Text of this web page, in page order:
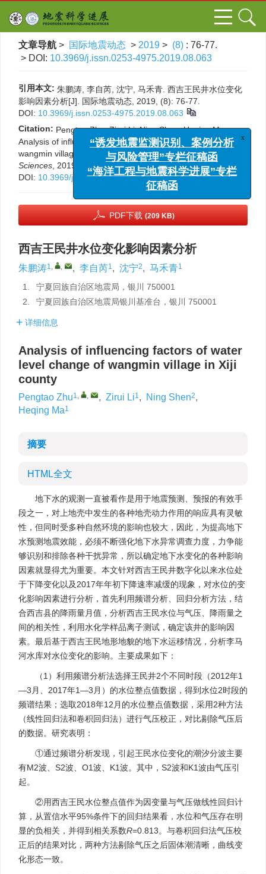
文章导航 > 国际地震动态 > 2019 > (8) : 76-77.
> DOI: 10.3969/j.issn.0253-4975.2019.08.063
引用本文: 朱鹏涛, 李自芮, 沈宁, 马禾青. 西吉王民井水位变化
影响因素分析[J]. 国际地震动态, 2019, (8): 76-77.
DOI: 10.3969/j.issn.0253-4975.2019.08.063
Citation: Pengtao Zhu, Zirui Li, Ning Shen, Heqing Ma.
Analysis of influencing factors of water level change of
wangmin village in Xiji county[J].Progress in Earthquake
Sciences , 2019, (8): 76-77.
DOI: 10.3969/j.issn.0253-4975.2019.08.063
PDF下载 (209 KB)
西吉王民井水位变化影响因素分析
朱鹏涛1, , , 李自芮1, 沈宁2, 马禾青1
1.
宁夏回族自治区地震局，银川 750001
2.
宁夏回族自治区地震局银川基准台，银川 750001
详细信息
Analysis of influencing factors of water
level change of wangmin village in Xiji
county
Pengtao Zhu1, , , Zirui Li1, Ning Shen2,
Heqing Ma1
摘要
HTML全文
地下水的观测一直被看作是用于地震预测、预报的有效手
段之一，对上地壳中发生的各种地壳动力作用的响应具有灵敏
性，但同时受多种自然环境的影响也较大，因此，为提高地下
水预测地震效能，必须不断强化地下水异常调查力度，力争能
够识别和排除各种干扰异常，所以确定地下水变化的各种影响
因素就显得尤为重要。本文针对西吉王民井数字化以来水位处
于下降变化以及2017年年初下降速率减缓的现象，对水位的变
化影响因素进行分析，首先利用频谱分析、回归分析方法，结
合西吉县的降雨量月值，分析西吉王民水位与气压、降雨量之
间的相关性，利用水化学样品离子测试，确定该井的影响因
素。最后基于西吉王民地形地貌的地下水运移情况，分析李马
河水库对水位变化的影响。主要成果如下：
（1）利用频谱分析法选择王民井2个不同时段（2012年1
—3月、2017年1—3月）的水位整点值数据，得到水位2时段的
频谱结果；选取2018年12月的水位整点值数据，采用2种方法
（线性回归法和卷积回归法）进行气压校正，对比剔除气压后
的数据。研究表明：
①通过频谱分析发现，引起王民水位变化的潮汐分波主要
有M2波、S2波、O1波、K1波。其中，S2波和K1波由气压引
起。
②用西吉王民水位整点值作为因变量与气压做线性回归计
算，从置信水平95%条件下的回归结果看，水位和气压存在明
显的负相关，并得到相关系数R=0.813。与卷积回归法气压校
正后的结果对比，两种方法剔除气压之后固体潮清晰，曲线变
化形态一致。
x
“诱发地震监测识别、案例分析
与风险管理”专栏征稿函
“海洋工程与地震科学进展”专栏
征稿函